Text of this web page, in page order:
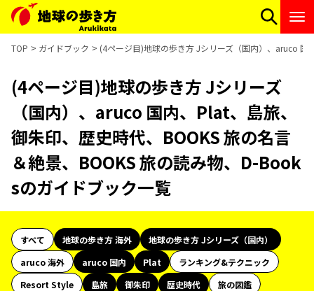
TOP ガイドブック (4ページ目)地球の歩き方 Jシリーズ（国内）、aruco
(4ページ目)地球の歩き方 Jシリーズ
（国内）、aruco 国内、Plat、島旅、
御朱印、歴史時代、BOOKS 旅の名言
＆絶景、BOOKS 旅の読み物、D-Book
sのガイドブック一覧
すべて 地球の歩き方 海外
地球の歩き方 Jシリーズ（国内）
aruco 海外
aruco 国内 Plat
ランキング&テクニック
Resort Style
島旅 御朱印 歴史時代
旅の図鑑